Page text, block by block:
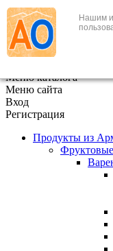
Нашим
+7 (495) 646-888-1
В корзине 0
Меню каталога
Меню сайта
Вход
Регистрация
Продукты из